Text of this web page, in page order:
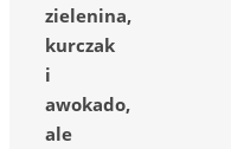
zielenina,
kurczak
i
awokado,
ale